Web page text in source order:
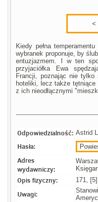
Kiedy pełna
wybranek proponuje, by
entuzjazmem. I w ten
przyjaciółka Ewa
Francji, poznając nie tylko
hoteliki, lecz także tętniące
z ich nieodłącznymi
Odpowiedzialność: Astrid
Hasła:
Adres
wydawniczy:
Opis fizyczny: 171,
Uwagi: